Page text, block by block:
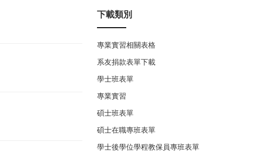
下載類別
專業實習相關表格
系友捐款表單下載
學士班表單
專業實習
碩士班表單
碩士在職專班表單
學士後學位學程教保員專班表單